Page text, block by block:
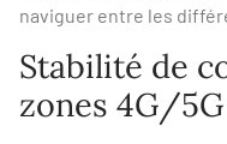
naviguer entre les
Stabilité de
zones 4G/5G